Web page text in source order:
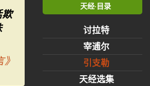
天经·目录
讨拉特
宰逋尔
引支勒
天经选集